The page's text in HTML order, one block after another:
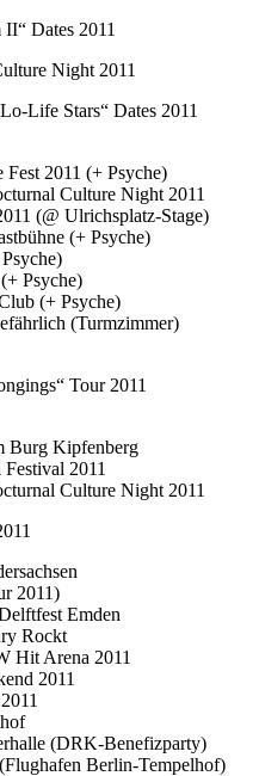
Dates 2011
Night 2011
Life Stars“ Dates 2011
Fest 2011 (+ Psyche)
Culture Night 2011
(@ Ulrichsplatz-Stage)
(+ Psyche)
Psyche)
(+ Psyche)
(Turmzimmer)
Tour 2011
Burg Kipfenberg
2011
Culture Night 2011
2011)
Emden
Rockt
Hit Arena 2011
2011
(DRK-Benefizparty)
Berlin-Tempelhof)